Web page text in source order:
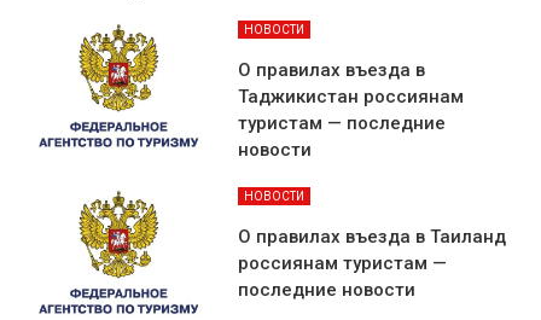
НОВОСТИ
О правилах въезда в
Таджикистан россиянам
туристам — последние
новости
НОВОСТИ
О правилах въезда в Таиланд
россиянам туристам —
последние новости